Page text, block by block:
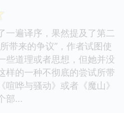
一遍译序，果然提及了第二
带来的争议”，作者试图使
些道理或者思想，但她并没
样的一种不彻底的尝试所带
哗与骚动》或者《魔山》
部...